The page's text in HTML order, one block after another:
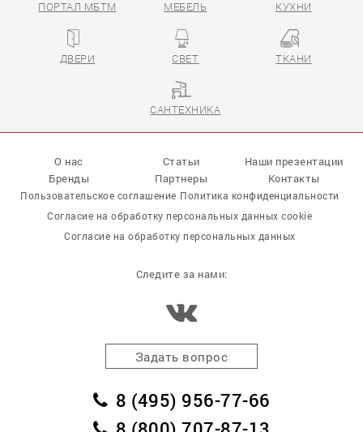
ПОРТАЛ МБТМ МЕБЕЛЬ КУХНИ
ДВЕРИ СВЕТ ТКАНИ
САНТЕХНИКА
О нас Статьи
Наши презентации
Бренды
Партнеры Контакты
Пользовательское соглашение Политика конфиденциальности
Согласие на обработку персональных данных cookie
Согласие на обработку персональных данных
Следите за нами:
Задать вопрос
8 (495) 956-77-66